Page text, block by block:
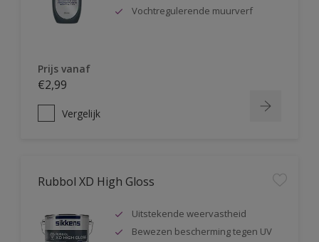
Vochtregulerende muurverf
Prijs vanaf
€2,99
Vergelijk
Rubbol XD High Gloss
Uitstekende weervastheid
Bewezen bescherming tegen UV